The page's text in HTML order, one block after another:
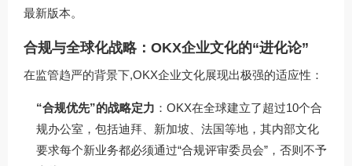
最新版本。
合规与全球化战略：OKX企业文化的“进化论”
在监管趋严的背景下,OKX企业文化展现出极强的适应性：
“合规优先”的战略定力 ：OKX在全球建立了超过10个合
规办公室，包括迪拜、新加坡、法国等地，其内部文化
要求每个新业务都必须通过“合规评审委员会”，否则不予